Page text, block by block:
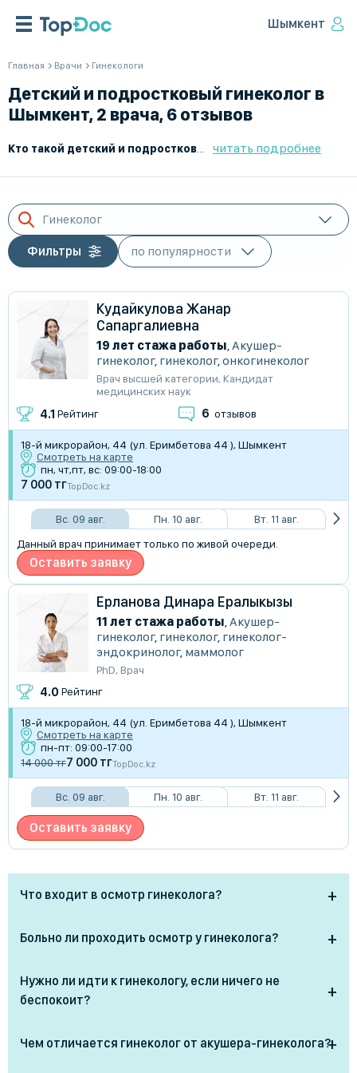
Шымкент
Главная Врачи Гинекологи
Детский и подростковый гинеколог в
Шымкент, 2 врача, 6 отзывов
Детский и
читать подробнее
Гинеколог
Фильтры
Кудайкулова Жанар
Сапаргалиевна
19 лет стажа работы,Акушер-
гинеколог, гинеколог,онкогинеколог
Врач высшей категории, Кандидат
медицинских наук
4.1 Рейтинг 6 отзывов
18-й микрорайон, 44 (ул. Еримбетова 44 ), Шымкент
Смотреть на карте
пн, чт,пт, вс: 09:00-18:00
7 000 тгTopDoc.kz
Вс. 09 авг. Пн. 10 авг.
Вт. 11 авг.
Данный врач принимает только по живой очереди.
Оставить заявку
Ерланова Динара Ералыкызы
11 лет стажа работы,Акушер-
гинеколог, гинеколог, гинеколог-
эндокринолог, маммолог
PhD, Врач
4.0 Рейтинг
18-й микрорайон, 44 (ул. Еримбетова 44 ), Шымкент
Смотреть на карте
пн-пт: 09:00-17:00
14 000 тг7 000 тгTopDoc.kz
Вс. 09 авг. Пн. 10 авг. Вт. 11 авг.
Оставить заявку
Что входит в осмотр гинеколога?
Взятие мазков (на флору, цитологию, инфекции);
Больно ли проходить осмотр у гинеколога?
вызывать боли. Врач использует деликатный подход
и подбирает инструменты с учётом возраста и
Нужно ли идти к гинекологу, если ничего не
беспокоит?
осмотр 1 раз в год, даже при отсутствии жалоб. Это
Чем отличается гинеколог от акушера-гинеколога?